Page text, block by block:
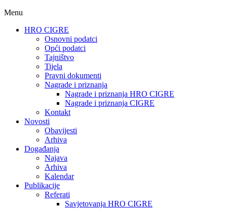
Menu
HRO CIGRE
Osnovni podatci​
Opći podatci
Tajništvo
Tijela
Pravni dokumenti
Nagrade i priznanja
Nagrade i priznanja HRO CIGRE
Nagrade i priznanja CIGRE
Kontakt
Novosti
Obavijesti
Arhiva
Događanja
Najava
Arhiva
Kalendar
Publikacije
Referati
Savjetovanja HRO CIGRE